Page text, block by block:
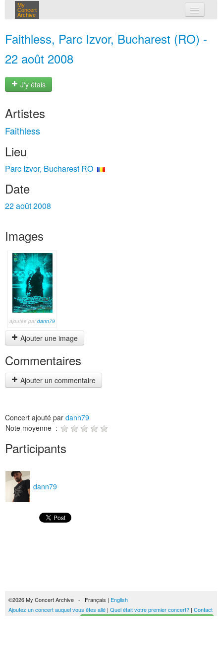
My
Concert
Archive
Faithless, Parc Izvor, Bucharest (RO) -
22 août 2008
J'y étais
Artistes
Faithless
Lieu
Parc Izvor, Bucharest RO
Date
22 août 2008
Images
ajoutée pardann79
Ajouter une image
Commentaires
Ajouter un commentaire
Concert ajouté par dann79
Note moyenne :
Participants
dann79
©2026 My Concert Archive - Français | English
Ajoutez un concert auquel vous êtes allé | Quel était votre premier concert? | Contact